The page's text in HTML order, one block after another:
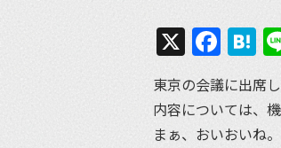
X
東京の会議に出席
内容については、
まぁ、おいおいね